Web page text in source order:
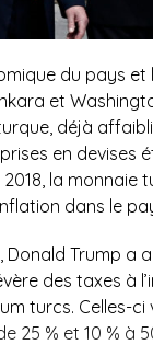
du pays
et
déjà
en devises
2018, la monnaie
dans le
Donald Trump a
des taxes à
turcs. Celles-
25 % et 10 % à